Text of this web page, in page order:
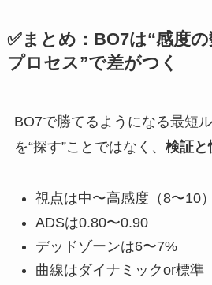
✅まとめ：BO7は“感度
プロセス”で差がつく
BO7で勝てるようになる最短
を“探す”ことではなく、 検証と
視点は中〜高感度（8〜10）
ADSは0.80〜0.90
デッドゾーンは6〜7%
曲線はダイナミックor標準